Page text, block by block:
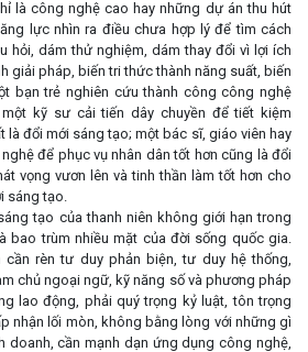
là công nghệ cao hay những dự án thu hút
lực nhìn ra điều chưa hợp lý để tìm cách
hỏi, dám thử nghiệm, dám thay đổi vì lợi ích
giải pháp, biến tri thức thành năng suất, biến
bạn trẻ nghiên cứu thành công công nghệ
kỹ sư cải tiến dây chuyền để tiết kiệm
là đổi mới sáng tạo; một bác sĩ, giáo viên hay
để phục vụ nhân dân tốt hơn cũng là đổi
vọng vươn lên và tinh thần làm tốt hơn cho
sáng tạo.
tạo của thanh niên không giới hạn trong
bao trùm nhiều mặt của đời sống quốc gia.
rèn tư duy phản biện, tư duy hệ thống,
chủ ngoại ngữ, kỹ năng số và phương pháp
lao động, phải quý trọng kỷ luật, tôn trọng
nhận lối mòn, không bằng lòng với những gì
doanh, cần mạnh dạn ứng dụng công nghệ,